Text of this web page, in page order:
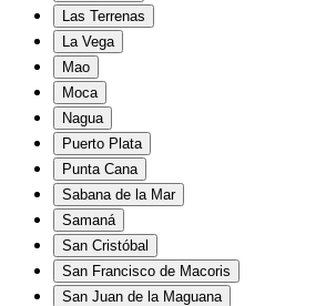
Las Terrenas
La Vega
Mao
Moca
Nagua
Puerto Plata
Punta Cana
Sabana de la Mar
Samaná
San Cristóbal
San Francisco de Macoris
San Juan de la Maguana